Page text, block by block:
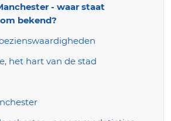
- waar staat
bekend?
het hart van de stad